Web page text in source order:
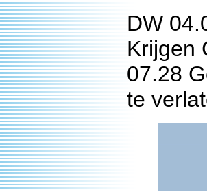
DW
Krijgen
07.28
te